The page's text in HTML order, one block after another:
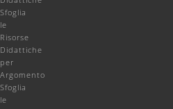
Sfoglia
le
Risorse
Didattiche
per
Argomento
Sfoglia
le